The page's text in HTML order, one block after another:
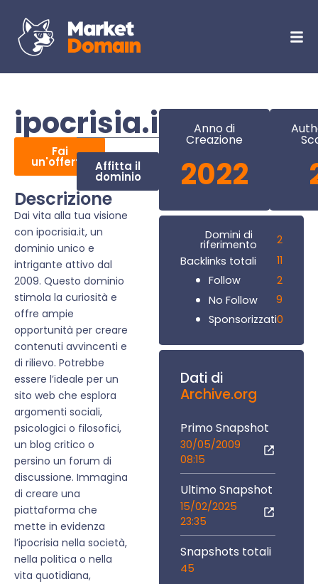
ipocrisia.it
Fai
un'offerta Affitta il
dominio
Descrizione
Dai vita alla tua visione
con ipocrisia.it, un
dominio unico e
intrigante attivo dal
2009. Questo dominio
stimola la curiosità e
offre ampie
opportunità per creare
contenuti avvincenti e
di rilievo. Potrebbe
essere l’ideale per un
sito web che esplora
argomenti sociali,
psicologici o filosofici,
un blog critico o
persino un forum di
discussione. Immagina
di creare una
piattaforma che
mette in evidenza
l’ipocrisia nella società,
nella politica o nella
vita quotidiana,
Anno di
Creazione
2022
Domini di
riferimento
2
Backlinks totali
11
Follow
2
No Follow
9
Sponsorizzati0
Dati di
Archive.org
Primo Snapshot
30/05/2009
08:15
Ultimo Snapshot
15/02/2025
23:35
Snapshots totali
45